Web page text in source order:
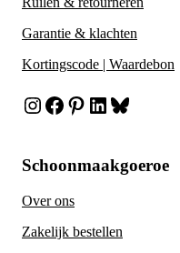
Garantie & klachten
Kortingscode | Waardebon
Instagram
Facebook
Pinterest
LinkedIn
Bluesky
Schoonmaakgoeroe
Over ons
Zakelijk bestellen